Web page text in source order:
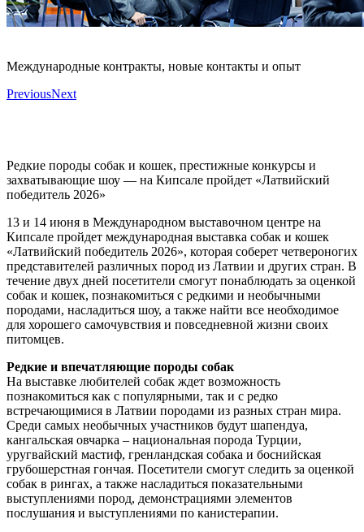
Международные контракты, новые контакты и опыт
PreviousNext
Редкие породы собак и кошек, престижные конкурсы и
захватывающие шоу — на Кипсале пройдет «Латвийский
победитель 2026»
13 и 14 июня в Международном выставочном центре на
Кипсале пройдет международная выставка собак и кошек
«Латвийский победитель 2026», которая соберет четвероногих
представителей различных пород из Латвии и других стран. В
течение двух дней посетители смогут понаблюдать за оценкой
собак и кошек, познакомиться с редкими и необычными
породами, насладиться шоу, а также найти все необходимое
для хорошего самочувствия и повседневной жизни своих
питомцев.
Редкие и впечатляющие породы собак
На выставке любителей собак ждет возможность
познакомиться как с популярными, так и с редко
встречающимися в Латвии породами из разных стран мира.
Среди самых необычных участников будут шапендуа,
кангальская овчарка – национальная порода Турции,
уругвайский мастиф, гренландская собака и боснийская
грубошерстная гончая. Посетители смогут следить за оценкой
собак в рингах, а также насладиться показательными
выступлениями пород, демонстрациями элементов
послушания и выступлениями по канистерапии.